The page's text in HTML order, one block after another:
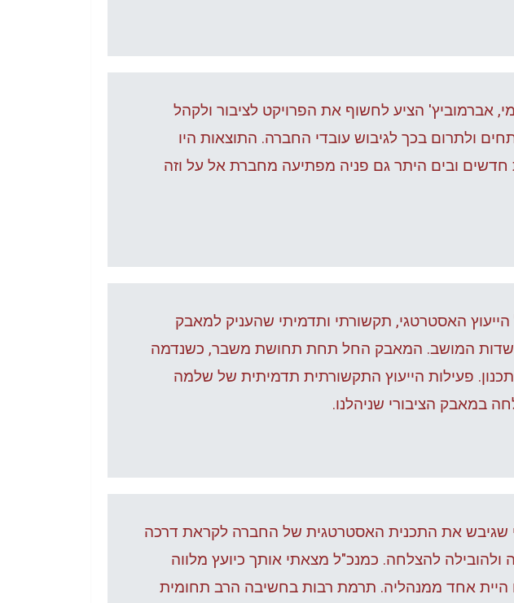
אברמוביץ' הציע לחשוף את הפרויקט לציבור ולקהל
ולתרום בכך לגיבוש עובדי החברה. התוצאות היו
חדשים ובים היתר גם פניה מפתיעה מחברת אל על וזה
האסטרטגי, תקשורתי ותדמיתי שהעניק למאבק
המושב. המאבק החל תחת תחושת משבר, כשנדמה
פעילות הייעוץ התקשורתית תדמיתית של שלמה
במאבק הציבורי שניהלנו.
שגיבש את התכנית האסטרטגית של החברה לקראת דרכה
להצלחה. כמנכ"ל מצאתי אותך כיועץ מלווה
היית אחד ממנהליה. תרמת רבות בחשיבה הרב תחומית